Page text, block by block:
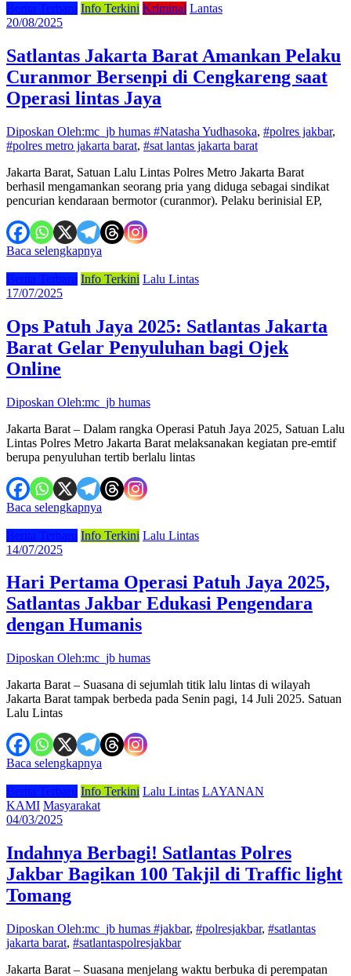
Berita Terbaru Info Terkini Kriminal Lantas
20/08/2025
Satlantas Jakarta Barat Amankan Pelaku
Curanmor Bersenpi di Cengkareng saat
Operasi lintas Jaya
Diposkan Oleh:mc_jb humas #Natasha Yudhasoka, #polres jakbar,
#polres metro jakarta barat, #sat lantas jakarta barat
Jakarta Barat, Satuan Lalu Lintas Polres Metro Jakarta Barat
berhasil mengamankan seorang pria yang diduga sebagai sindikat
pencurian kendaraan bermotor (curanmor). Pelaku berinisial EP,
Baca selengkapnya
Berita Terbaru Info Terkini Lalu Lintas
17/07/2025
Ops Patuh Jaya 2025: Satlantas Jakarta
Barat Gelar Penyuluhan bagi Ojek
Online
Diposkan Oleh:mc_jb humas
Jakarta Barat – Dalam rangka Operasi Patuh Jaya 2025, Satuan Lalu
Lintas Polres Metro Jakarta Barat melaksanakan kegiatan pre-emtif
berupa penyuluhan tertib berlalu lintas
Baca selengkapnya
Berita Terbaru Info Terkini Lalu Lintas
14/07/2025
Hari Pertama Operasi Patuh Jaya 2025,
Satlantas Jakbar Edukasi Pengendara
dengan Humanis
Diposkan Oleh:mc_jb humas
Jakarta Barat – Suasana di sejumlah titik lalu lintas di wilayah
Jakarta Barat tampak berbeda pada Senin pagi, 14 Juli 2025. Satuan
Lalu Lintas
Baca selengkapnya
Berita Terbaru Info Terkini Lalu Lintas LAYANAN
KAMI Masyarakat
04/03/2025
Indahnya Berbagi! Satlantas Polres
Jakbar Bagikan 100 Takjil di Traffic light
Tomang
Diposkan Oleh:mc_jb humas #jakbar, #polresjakbar, #satlantas
jakarta barat, #satlantaspolresjakbar
Jakarta Barat – Suasana menjelang waktu berbuka di perempatan